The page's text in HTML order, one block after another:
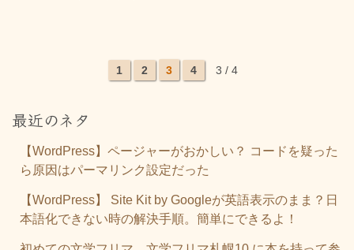
1 2 3 4 3 / 4
最近のネタ
【WordPress】ページャーがおかしい？ コードを疑った
ら原因はパーマリンク設定だった
【WordPress】 Site Kit by Googleが英語表示のまま？日
本語化できない時の解決手順。簡単にできるよ！